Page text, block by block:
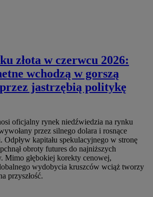
złota w czerwcu 2026:
wchodzą w gorszą
jastrzębią politykę
oficjalny rynek niedźwiedzia na rynku
przez silnego dolara i rosnące
kapitału spekulacyjnego w stronę
obroty futures do najniższych
Mimo głębokiej korekty cenowej,
wydobycia kruszców wciąż tworzy
przyszłość.